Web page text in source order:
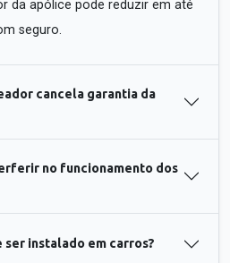
da apólice pode reduzir em até
seguro.
cancela garantia da
no funcionamento dos
ser instalado em carros?